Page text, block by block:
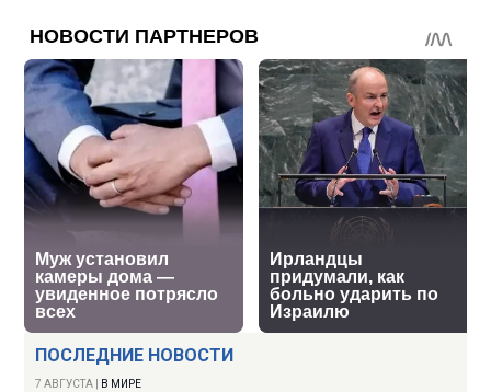
ПОСЛЕДНИЕ НОВОСТИ
7 АВГУСТА В МИРЕ